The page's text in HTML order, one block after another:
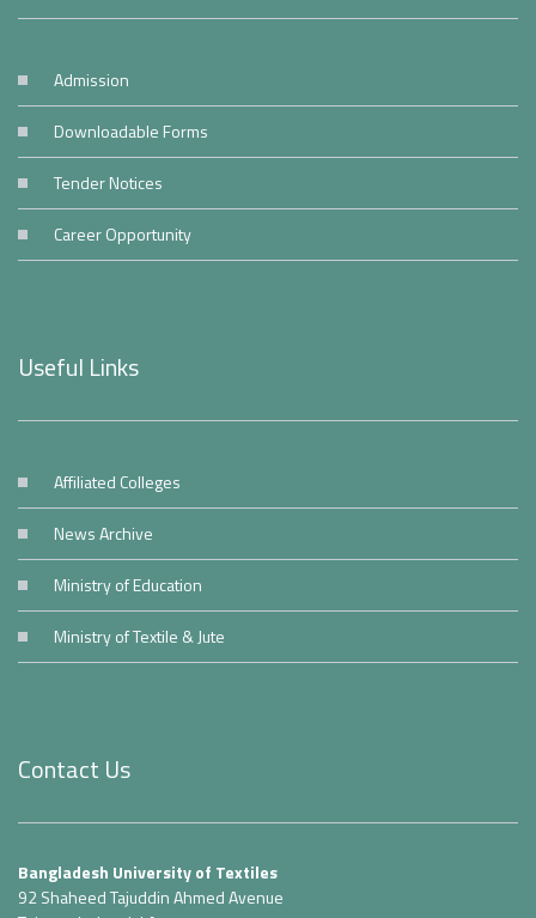
Admission
Downloadable Forms
Tender Notices
Career Opportunity
Useful Links
Affiliated Colleges
News Archive
Ministry of Education
Ministry of Textile & Jute
Contact Us
Bangladesh University of Textiles
92 Shaheed Tajuddin Ahmed Avenue